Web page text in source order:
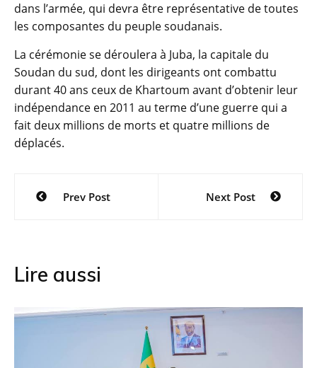
dans l’armée, qui devra être représentative de toutes
les composantes du peuple soudanais.
La cérémonie se déroulera à Juba, la capitale du
Soudan du sud, dont les dirigeants ont combattu
durant 40 ans ceux de Khartoum avant d’obtenir leur
indépendance en 2011 au terme d’une guerre qui a
fait deux millions de morts et quatre millions de
déplacés.
Navigation
Prev Post Next Post
Lire aussi